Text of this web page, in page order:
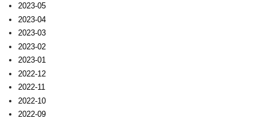
2023-05
2023-04
2023-03
2023-02
2023-01
2022-12
2022-11
2022-10
2022-09